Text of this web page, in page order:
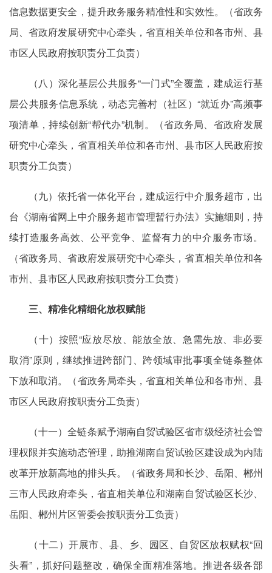
信息数据更安全，提升政务服务精准性和实效性。（省政务
局、省政府发展研究中心牵头，省直相关单位和各市州、县
市区人民政府按职责分工负责）
（八）深化基层公共服务“一门式”全覆盖，建成运行基
层公共服务信息系统，动态完善村（社区）“就近办”高频事
项清单，持续创新“帮代办”机制。（省政务局、省政府发展
研究中心牵头，省直相关单位和各市州、县市区人民政府按
职责分工负责）
（九）依托省一体化平台，建成运行中介服务超市，出
台《湖南省网上中介服务超市管理暂行办法》实施细则，持
续打造服务高效、公平竞争、监督有力的中介服务市场。
（省政务局、省政府发展研究中心牵头，省直相关单位和各
市州、县市区人民政府按职责分工负责）
三、精准化精细化放权赋能
（十）按照“应放尽放、能放全放、急需先放、非必要
取消”原则，继续推进跨部门、跨领域审批事项全链条整体
下放和取消。（省政务局牵头，省直相关单位和各市州、县
市区人民政府按职责分工负责）
（十一）全链条赋予湖南自贸试验区省市级经济社会管
理权限并实施动态管理，助推湖南自贸试验区建设成为内陆
改革开放新高地的排头兵。（省政务局和长沙、岳阳、郴州
三市人民政府牵头，省直相关单位和湖南自贸试验区长沙、
岳阳、郴州片区管委会按职责分工负责）
（十二）开展市、县、乡、园区、自贸区放权赋权“回
头看”，抓好问题整改，确保全面精准落地。推进各级各部